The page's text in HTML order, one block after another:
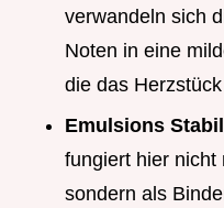
verwandeln sich
Noten in eine
die das
Emulsions
fungiert hier nicht
sondern als